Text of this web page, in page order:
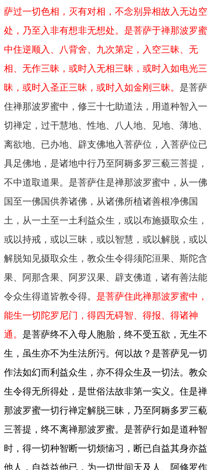
萨过一切色相，灭有对相，不念别异相故入无边空
处，乃至入非有想非无想处。是菩萨于禅那波罗蜜
中住逆顺入、八背舍、九次第定，入空三昧、无
相、无作三昧，或时入无相三昧，或时入如电光三
昧，或时入圣正三昧，或时入如金刚三昧。 是菩萨
住禅那波罗蜜中，修三十七助道法，用道种智入一
切禅定，过干慧地、性地、八人地、见地、薄地、
离欲地、已办地、辟支佛地入菩萨位，入菩萨位已
具足佛地，是诸地中行乃至阿耨多罗三藐三菩提，
不中道取道果。是菩萨住是禅那波罗蜜中，从一佛
国至一佛国供养诸佛，从诸佛所植诸善根净佛国
土，从一土至一土利益众生，或以布施摄取众生，
或以持戒，或以三昧，或以智慧，或以解脱，或以
解脱知见摄取众生，教众生令得须陀洹果、斯陀含
果、阿那含果、阿罗汉果、辟支佛道，诸有善法能
令众生得道皆教令得。 是菩萨住此禅那波罗蜜中，
能生一切陀罗尼门，得四无碍智、得报、得诸神
通。 是菩萨终不入母人胞胎，终不受五欲，无生不
生，虽生亦不为生法所污。何以故？是菩萨见一切
作法如幻而利益众生，亦不得众生及一切法。教众
生令得无所得处，是世俗法故非第一实义。住是禅
那波罗蜜一切行禅定解脱三昧，乃至阿耨多罗三藐
三菩提，终不离禅那波罗蜜。是菩萨行如是道种智
时，得一切种智断一切烦恼习，断已自益其身亦益
他人，自益益他已，为一切世间天及人、阿修罗作